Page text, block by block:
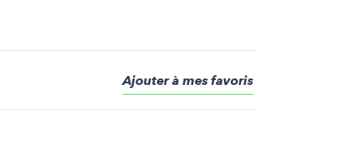
Ajouter à mes favoris